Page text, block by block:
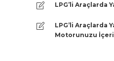
LPG’li Araçlarda
LPG’li Araçlarda
Motorunuzu